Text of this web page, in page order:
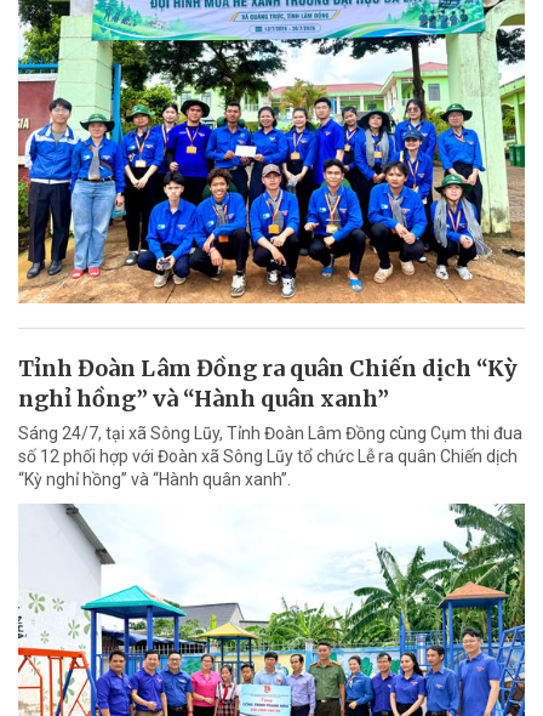
Tỉnh Đoàn Lâm Đồng ra quân Chiến dịch “Kỳ
nghỉ hồng” và “Hành quân xanh”
Sáng 24/7, tại xã Sông Lũy, Tỉnh Đoàn Lâm Đồng cùng Cụm thi đua
số 12 phối hợp với Đoàn xã Sông Lũy tổ chức Lễ ra quân Chiến dịch
“Kỳ nghỉ hồng” và “Hành quân xanh”.